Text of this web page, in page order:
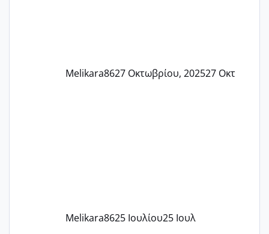
Melikara8627 Οκτωβρίου, 202527 Οκτ
Melikara8625 Ιουλίου25 Ιουλ